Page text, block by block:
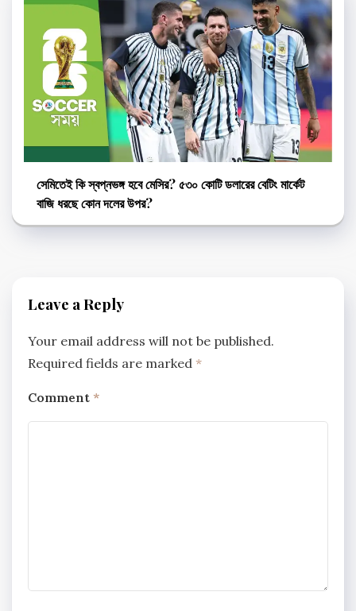
সেমিতেই কি স্বপ্নভঙ্গ হবে মেসির? ৫৩০ কোটি ডলারের বেটিং মার্কেট
বাজি ধরছে কোন দলের উপর?
Leave a Reply
Your email address will not be published.
Required fields are marked *
Comment *